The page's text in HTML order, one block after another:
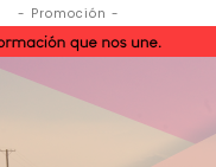
- Promoción -